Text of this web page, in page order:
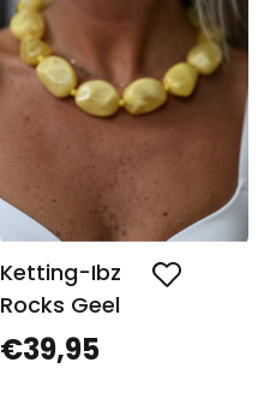
Ketting-Ibz
Rocks Geel
€39,95